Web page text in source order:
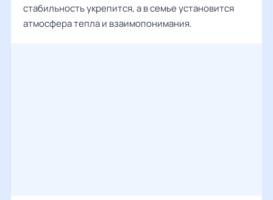
стабильность укрепится, а в семье установится
атмосфера тепла и взаимопонимания.